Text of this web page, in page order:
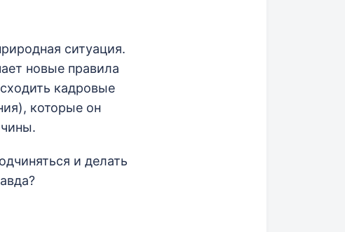
ситуация.
новые правила
кадровые
которые он
и делать